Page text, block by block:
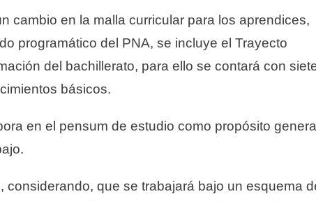
cambio en la malla curricular para los aprendices,
programático del PNA, se incluye el Trayecto
del bachillerato, para ello se contará con
básicos.
en el pensum de estudio como propósito
considerando, que se trabajará bajo un esquema